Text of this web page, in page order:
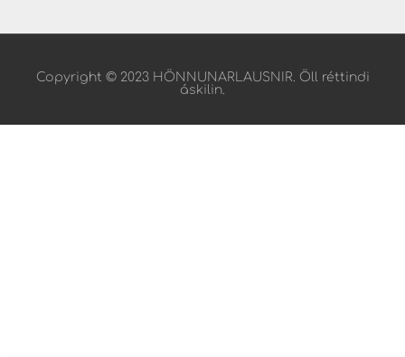
Copyright © 2023 HÖNNUNARLAUSNIR. Öll réttindi
áskilin.